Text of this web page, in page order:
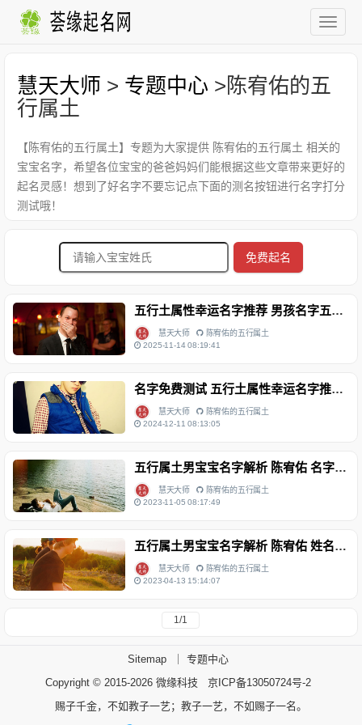
慧天大师 > 专题中心 >陈宥佑的五
行属土
【陈宥佑的五行属土】专题为大家提供 陈宥佑的五行属土 相关的
宝宝名字，希望各位宝宝的爸爸妈妈们能根据这些文章带来更好的
起名灵感！想到了好名字不要忘记点下面的测名按钮进行名字打分
测试哦！
免费起名
五行土属性幸运名字推荐 男孩名字五格分析 陈宥佑 八字测名
慧天大师
陈宥佑的五行属土
2025-11-14 08:19:41
名字免费测试 五行土属性幸运名字推荐 男孩名字五格分析 陈宥佑
慧天大师
陈宥佑的五行属土
2024-12-11 08:13:05
五行属土男宝宝名字解析 陈宥佑 名字测试免费
慧天大师
陈宥佑的五行属土
2023-11-05 08:17:49
五行属土男宝宝名字解析 陈宥佑 姓名测试
慧天大师
陈宥佑的五行属土
2023-04-13 15:14:07
1/1
Sitemap
专题中心
Copyright © 2015-2026 微缘科技
京ICP备13050724号-2
赐子千金，不如教子一艺；教子一艺，不如赐子一名。